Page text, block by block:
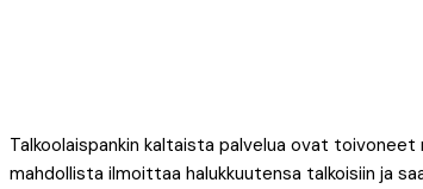
Talkoolaispankin kaltaista palvelua ovat
mahdollista ilmoittaa halukkuutensa talkoisiin ja